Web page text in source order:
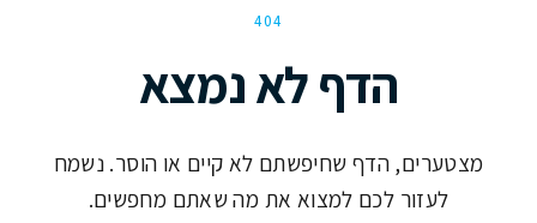
404
הדף לא נמצא
מצטערים, הדף שחיפשתם לא קיים או הוסר. נשמח
לעזור לכם למצוא את מה שאתם מחפשים.